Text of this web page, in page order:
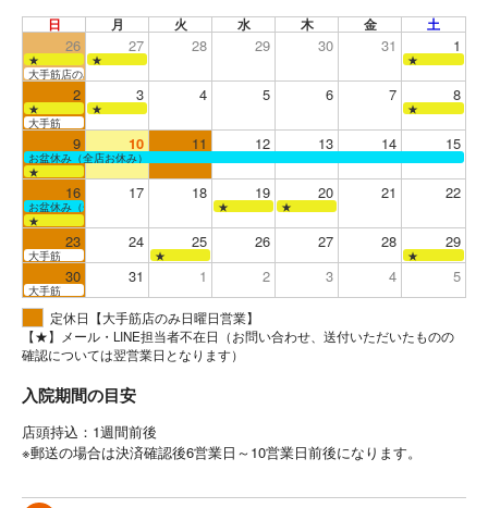
日 月 火 水 木 金 土
26 27 28 29 30 31 1
★ ★
★
大手筋店のみ営業
2 3 4 5 6 7 8
★ ★
★
大手筋
9 10 11 12 13 14 15
お盆休み（全店お休み）
★
16 17 18 19 20 21 22
お盆休み（全店お休み） ★
★
★
23 24 25 26 27 28 29
大手筋 ★ ★
30 31 1 2 3 4 5
大手筋
定休日【大手筋店のみ日曜日営業】
【★】メール・LINE担当者不在日（お問い合わせ、送付いただいたものの
確認については翌営業日となります）
入院期間の目安
店頭持込：1週間前後
※郵送の場合は決済確認後6営業日～10営業日前後になります。